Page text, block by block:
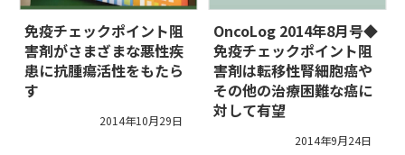
免疫チェックポイント阻
害剤がさまざまな悪性疾
患に抗腫瘍活性をもたら
す
2014年10月29日
OncoLog 2014年8月号◆
免疫チェックポイント阻
害剤は転移性腎細胞癌や
その他の治療困難な癌に
対して有望
2014年9月24日